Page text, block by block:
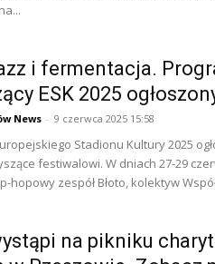
i fermentacja.
ESK 2025
News - 9 czerwca 2025 15:58
Stadionu Kultury 2025
festiwalowi. W dniach 27-29
hopowy zespół Błoto, kolektyw
na pikniku